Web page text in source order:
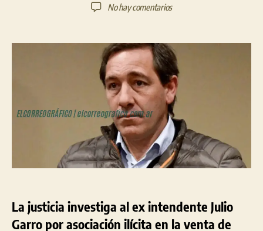
No hay comentariosen
Julio
Garro
en
la
investigación
de
barrios
cerrados
ilegales
en
La justicia investiga al ex intendente Julio
Garro por asociación ilícita en la venta de